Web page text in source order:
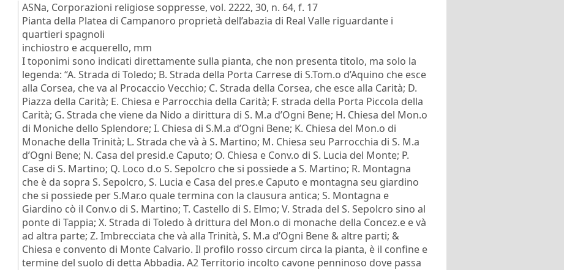
ASNa, Corporazioni religiose soppresse, vol. 2222, 30, n. 64, f. 17
Pianta della Platea di Campanoro proprietà dell’abazia di Real Valle riguardante i
quartieri spagnoli
inchiostro e acquerello, mm
I toponimi sono indicati direttamente sulla pianta, che non presenta titolo, ma solo la
legenda: “A. Strada di Toledo; B. Strada della Porta Carrese di S.Tom.o d’Aquino che esce
alla Corsea, che va al Procaccio Vecchio; C. Strada della Corsea, che esce alla Carità; D.
Piazza della Carità; E. Chiesa e Parrocchia della Carità; F. strada della Porta Piccola della
Carità; G. Strada che viene da Nido a dirittura di S. M.a d’Ogni Bene; H. Chiesa del Mon.o
di Moniche dello Splendore; I. Chiesa di S.M.a d’Ogni Bene; K. Chiesa del Mon.o di
Monache della Trinità; L. Strada che và à S. Martino; M. Chiesa seu Parrocchia di S. M.a
d’Ogni Bene; N. Casa del presid.e Caputo; O. Chiesa e Conv.o di S. Lucia del Monte; P.
Case di S. Martino; Q. Loco d.o S. Sepolcro che si possiede a S. Martino; R. Montagna
che è da sopra S. Sepolcro, S. Lucia e Casa del pres.e Caputo e montagna seu giardino
che si possiede per S.Mar.o quale termina con la clausura antica; S. Montagna e
Giardino cò il Conv.o di S. Martino; T. Castello di S. Elmo; V. Strada del S. Sepolcro sino al
ponte di Tappia; X. Strada di Toledo à drittura del Mon.o di monache della Concez.e e và
ad altra parte; Z. Imbrecciata che và alla Trinità, S. M.a d’Ogni Bene & altre parti; &
Chiesa e convento di Monte Calvario. Il profilo rosso circum circa la pianta, è il confine e
termine del suolo di detta Abbadia. A2 Territorio incolto cavone penninoso dove passa